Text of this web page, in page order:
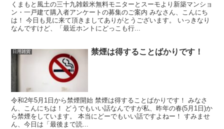
くまもと風土の三十九雑穀米無料モニターとスーモより新築マンショ
ン・一戸建て購入者アンケートの募集のご案内 みなさん、こんにち
は！ 今日も見に来て頂きましてありがとうございます。 いっきなり
なんですけど、「最近ホントにどっこも行...
日用雑貨 禁煙は得することばかりです！
令和2年5月1日から禁煙開始 禁煙は得することばかりです！ みなさ
ん、こんにちは！ どうでもいい話なんですが私、昨年の春(5月1日)か
ら禁煙をしています。 本当にどーでもいい話ですよねー！ すみませ
ん、今日は「最後まで読...